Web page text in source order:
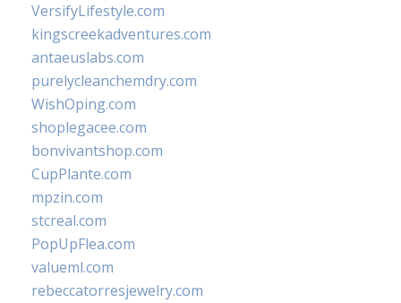
VersifyLifestyle.com
kingscreekadventures.com
antaeuslabs.com
purelycleanchemdry.com
WishOping.com
shoplegacee.com
bonvivantshop.com
CupPlante.com
mpzin.com
stcreal.com
PopUpFlea.com
valueml.com
rebeccatorresjewelry.com